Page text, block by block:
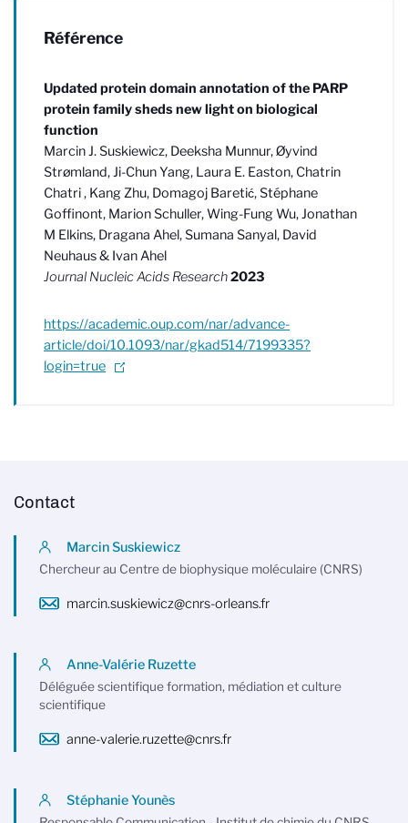
Référence
Updated protein domain annotation of the PARP
protein family sheds new light on biological
function
Marcin J. Suskiewicz, Deeksha Munnur, Øyvind
Strømland, Ji-Chun Yang, Laura E. Easton, Chatrin
Chatri , Kang Zhu, Domagoj Baretić, Stéphane
Goffinont, Marion Schuller, Wing-Fung Wu, Jonathan
M Elkins, Dragana Ahel, Sumana Sanyal, David
Neuhaus & Ivan Ahel
Journal Nucleic Acids Research2023
https://academic.oup.com/nar/advance-
article/doi/10.1093/nar/gkad514/7199335?
login=true
Contact
Marcin Suskiewicz
Chercheur au Centre de biophysique moléculaire (CNRS)
marcin.suskiewicz@cnrs-orleans.fr
Anne-Valérie Ruzette
Déléguée scientifique formation, médiation et culture
scientifique
anne-valerie.ruzette@cnrs.fr
Stéphanie Younès